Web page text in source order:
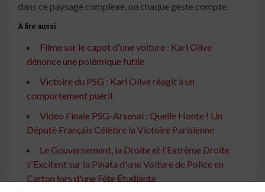
dans ce paysage complexe, où chaque geste compte.
À lire aussi
Filme sur le capot d'une voiture : Karl Olive
dénonce une polémique futile
Victoire du PSG : Karl Olive réagit à un
comportement puéril
Vidéo Finale PSG-Arsenal : Quelle Honte ! Un
Député Français Célèbre la Victoire Parisienne
Le Gouvernement, la Droite et l'Extrême Droite
s'Excitent sur la Pinata d'une Voiture de Police en
Carton lors d'une Fête Étudiante